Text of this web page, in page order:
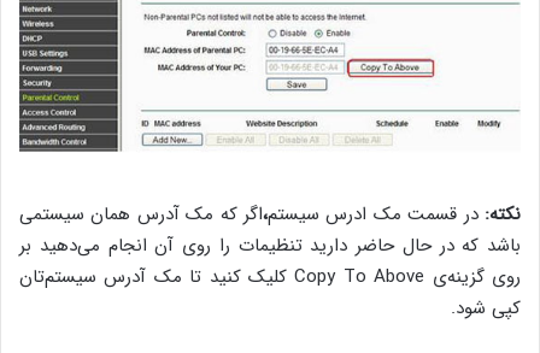
نکته:در قسمت مک ادرس سیستم،اگر که مک آدرس همان سیستمی
باشد که در حال حاضر دارید تنظیمات را روی آن انجام می‌دهید بر
روی گزینه‌ی Copy To Above کلیک کنید تا مک آدرس سیستم‌تان
کپی شود.